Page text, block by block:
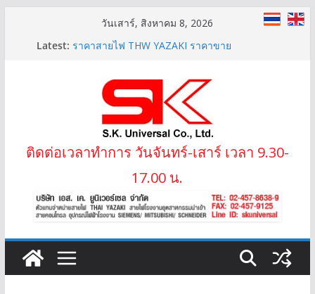
วันเสาร์, สิงหาคม 8, 2026
Latest: สายไฟ THW(f) (VSF) สายคอนโทรลทองแดงฝอย
IEC02 THW(f) 25 MM2 (VSF)
สาย XLPE 3.6/6(7.2)KV 1×95 MM2
ติดต่อเวลาทำการ วันจันทร์-เสาร์ เวลา 9.30-
17.00 น.